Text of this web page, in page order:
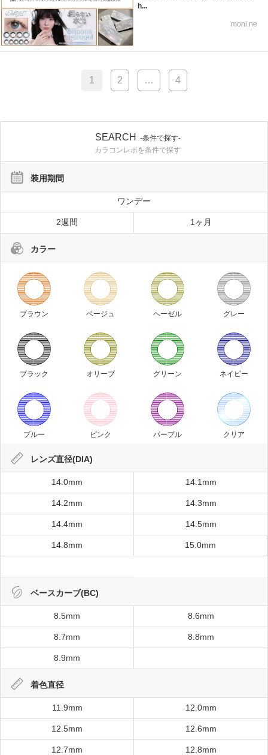
h...
moni.ne
1 2 … 4
SEARCH
-条件で探す-
カラコンレポを条件で探す
装用期間
ワンデー
2週間 1ヶ月
カラー
ブラウン ベージュ ヘーゼル グレー
ブラック オリーブ グリーン ネイビー
ブルー ピンク パープル クリア
レンズ直径(DIA)
14.0mm 14.1mm
14.2mm 14.3mm
14.4mm 14.5mm
14.8mm 15.0mm
ベースカーブ(BC)
8.5mm 8.6mm
8.7mm 8.8mm
8.9mm
着色直径
11.9mm 12.0mm
12.5mm 12.6mm
12.7mm 12.8mm